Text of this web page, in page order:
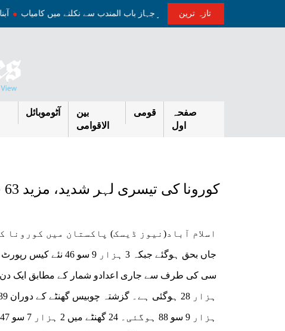
تازہ ترین
بندی کے باوجود پاکستانی تیل بردار جہاز باب المندب سے نکلنے میں کامیاب
صفحہ
اول
قومی
بین
الاقوامی
آٹوموبائل
کورونا کی تیسری لہر شدید، مزید 63 جاں بحق،مثبت کیسز کی شرح 10 ہوگئی